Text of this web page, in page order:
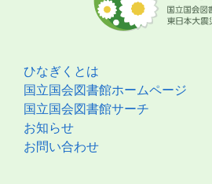
ひなぎくとは
国立国会図書館ホームページ
国立国会図書館サーチ
お知らせ
お問い合わせ